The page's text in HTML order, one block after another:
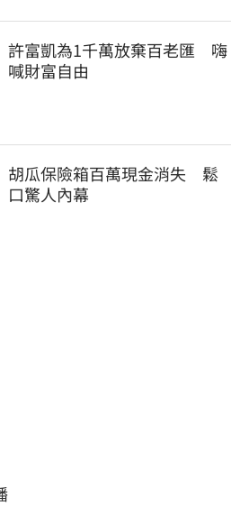
許富凱為1千萬放棄百老匯　嗨
喊財富自由
胡瓜保險箱百萬現金消失　鬆
口驚人內幕